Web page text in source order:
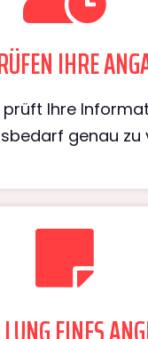
IHRE
prüft Ihre
genau zu